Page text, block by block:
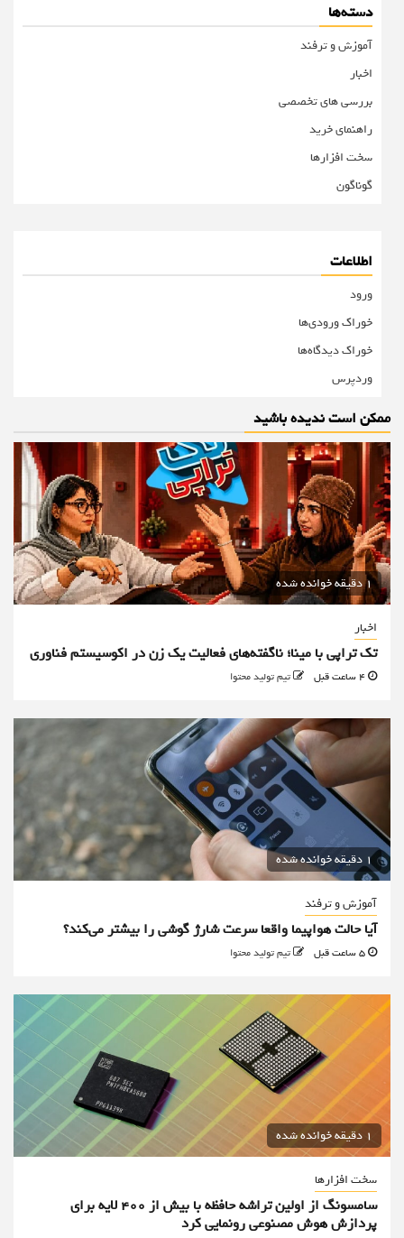
دسته‌ها
آموزش و ترفند
اخبار
بررسی های تخصصی
راهنمای خرید
سخت افزارها
گوناگون
اطلاعات
ورود
خوراک ورودی‌ها
خوراک دیدگاه‌ها
وردپرس
ممکن است ندیده باشید
1 دقیقه خوانده شده
اخبار
تک تراپی با مینا؛ ناگفته‌های فعالیت یک زن در اکوسیستم فناوری
تیم تولید محتوا
1 دقیقه خوانده شده
آموزش و ترفند
آیا حالت هواپیما واقعا سرعت شارژ گوشی را بیشتر می‌کند؟
تیم تولید محتوا
1 دقیقه خوانده شده
سخت افزارها
سامسونگ از اولین تراشه حافظه با بیش از ۴۰۰ لایه برای
پردازش هوش مصنوعی رونمایی کرد